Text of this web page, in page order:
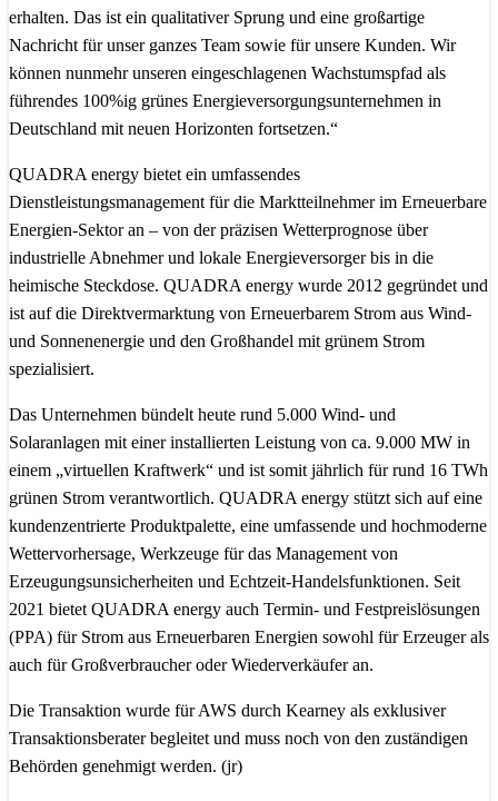
erhalten. Das ist ein qualitativer Sprung und eine großartige
Nachricht für unser ganzes Team sowie für unsere Kunden. Wir
können nunmehr unseren eingeschlagenen Wachstumspfad als
führendes 100%ig grünes Energieversorgungsunternehmen in
Deutschland mit neuen Horizonten fortsetzen.“
QUADRA energy bietet ein umfassendes
Dienstleistungsmanagement für die Marktteilnehmer im Erneuerbare
Energien-Sektor an – von der präzisen Wetterprognose über
industrielle Abnehmer und lokale Energieversorger bis in die
heimische Steckdose. QUADRA energy wurde 2012 gegründet und
ist auf die Direktvermarktung von Erneuerbarem Strom aus Wind-
und Sonnenenergie und den Großhandel mit grünem Strom
spezialisiert.
Das Unternehmen bündelt heute rund 5.000 Wind- und
Solaranlagen mit einer installierten Leistung von ca. 9.000 MW in
einem „virtuellen Kraftwerk“ und ist somit jährlich für rund 16 TWh
grünen Strom verantwortlich. QUADRA energy stützt sich auf eine
kundenzentrierte Produktpalette, eine umfassende und hochmoderne
Wettervorhersage, Werkzeuge für das Management von
Erzeugungsunsicherheiten und Echtzeit-Handelsfunktionen. Seit
2021 bietet QUADRA energy auch Termin- und Festpreislösungen
(PPA) für Strom aus Erneuerbaren Energien sowohl für Erzeuger als
auch für Großverbraucher oder Wiederverkäufer an.
Die Transaktion wurde für AWS durch Kearney als exklusiver
Transaktionsberater begleitet und muss noch von den zuständigen
Behörden genehmigt werden. (jr)